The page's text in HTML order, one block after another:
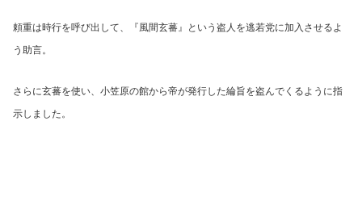
頼重は時行を呼び出して、『風間玄蕃』という盗人を逃若党に加入させるよ
う助言。
さらに玄蕃を使い、小笠原の館から帝が発行した綸旨を盗んでくるように指
示しました。